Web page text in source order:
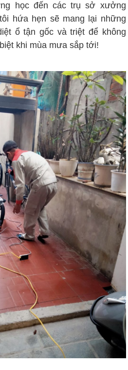
học đến các trụ sở xưởng
hứa hẹn sẽ mang lại những
ổ tận gốc và triệt để không
khi mùa mưa sắp tới!